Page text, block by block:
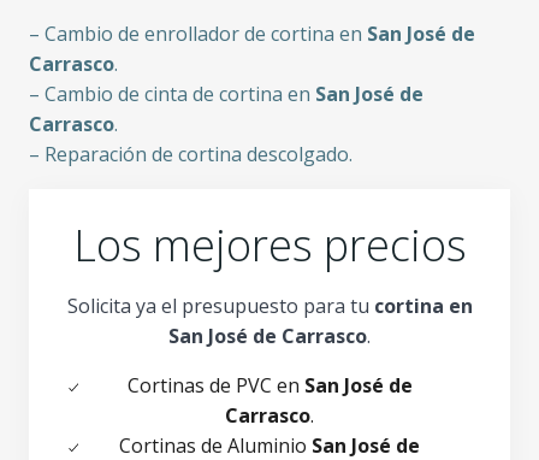
– Cambio de enrollador de cortina en San José de
Carrasco.
– Cambio de cinta de cortina en San José de
Carrasco.
– Reparación de cortina descolgado.
Los mejores precios
Solicita ya el presupuesto para tu cortina en
San José de Carrasco.
Cortinas de PVC en San José de
Carrasco.
Cortinas de Aluminio San José de